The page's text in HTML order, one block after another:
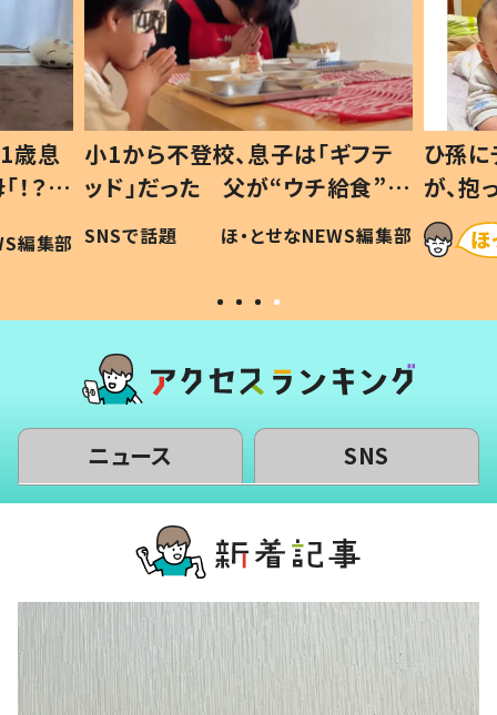
歳息
？」
編集部
小1から不登校、息子は「ギフテ
ッド」だった 父が“ウチ給食”を
作り続ける理由とは #令和の親
#令和の子
SNSで話題 ほ・とせなNEWS編集部
ひ孫
が、
「涙が
い」
ニュース SNS